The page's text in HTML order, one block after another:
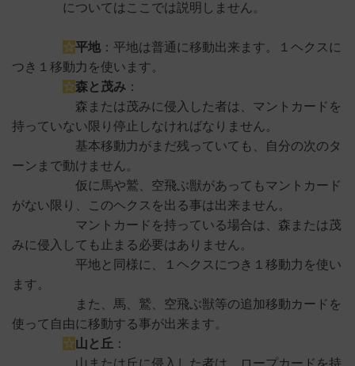
についてはここでは説明しません。
☆平地 ：平地は普通に移動出来ます。１ヘクスに
つき１移動力を使います。
☆森と茂み ：
森または茂みに侵入した者は、マントカードを
持っていない限り停止しなければなりません。
基本移動力がまだ残っていても、自分の次のタ
ーンまで動けません。
仮に馬や鷲、空飛ぶ獣があってもマントカード
がない限り、このヘクスを出る事は出来ません。
マントカードを持っている場合は、森または茂
みに侵入しても止まる必要はありません。
平地と同様に、１ヘクスにつき１移動力を使い
ます。
また、馬、鷲、空飛ぶ獣等の追加移動カードを
使って自由に移動する事が出来ます。
☆山と丘 ：
山または丘に侵入した者は、ロープカードを持